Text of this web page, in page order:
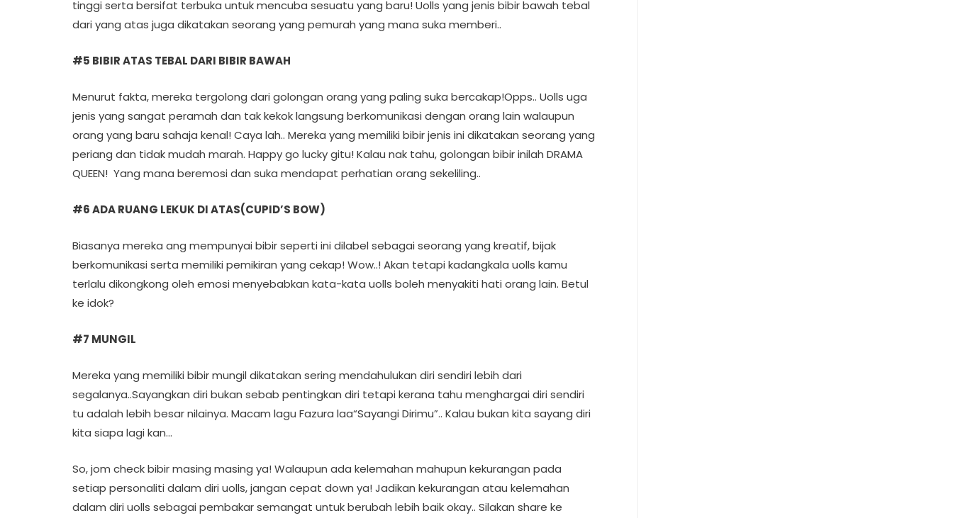
tinggi serta bersifat terbuka untuk mencuba sesuatu yang baru! Uolls yang jenis bibir bawah tebal
dari yang atas juga dikatakan seorang yang pemurah yang mana suka memberi..
#5 BIBIR ATAS TEBAL DARI BIBIR BAWAH
Menurut fakta, mereka tergolong dari golongan orang yang paling suka bercakap!Opps.. Uolls uga
jenis yang sangat peramah dan tak kekok langsung berkomunikasi dengan orang lain walaupun
orang yang baru sahaja kenal! Caya lah.. Mereka yang memiliki bibir jenis ini dikatakan seorang yang
periang dan tidak mudah marah. Happy go lucky gitu! Kalau nak tahu, golongan bibir inilah DRAMA
QUEEN! Yang mana beremosi dan suka mendapat perhatian orang sekeliling..
#6 ADA RUANG LEKUK DI ATAS(CUPID’S BOW)
Biasanya mereka ang mempunyai bibir seperti ini dilabel sebagai seorang yang kreatif, bijak
berkomunikasi serta memiliki pemikiran yang cekap! Wow..! Akan tetapi kadangkala uolls kamu
terlalu dikongkong oleh emosi menyebabkan kata-kata uolls boleh menyakiti hati orang lain. Betul
ke idok?
#7 MUNGIL
Mereka yang memiliki bibir mungil dikatakan sering mendahulukan diri sendiri lebih dari
segalanya..Sayangkan diri bukan sebab pentingkan diri tetapi kerana tahu menghargai diri sendiri
tu adalah lebih besar nilainya. Macam lagu Fazura laa“Sayangi Dirimu”.. Kalau bukan kita sayang diri
kita siapa lagi kan…
So, jom check bibir masing masing ya! Walaupun ada kelemahan mahupun kekurangan pada
setiap personaliti dalam diri uolls, jangan cepat down ya! Jadikan kekurangan atau kelemahan
dalam diri uolls sebagai pembakar semangat untuk berubah lebih baik okay.. Silakan share ke